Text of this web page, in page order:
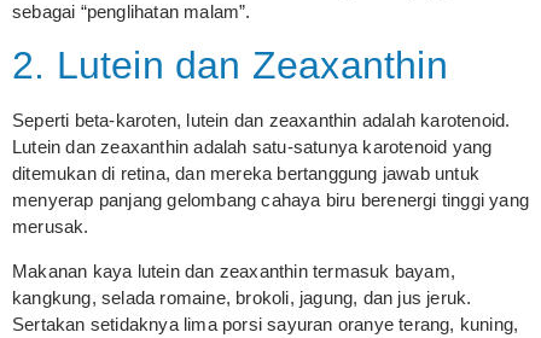
sebagai “penglihatan malam”.
2. Lutein dan Zeaxanthin
Seperti beta-karoten, lutein dan zeaxanthin adalah karotenoid.
Lutein dan zeaxanthin adalah satu-satunya karotenoid yang
ditemukan di retina, dan mereka bertanggung jawab untuk
menyerap panjang gelombang cahaya biru berenergi tinggi yang
merusak.
Makanan kaya lutein dan zeaxanthin termasuk bayam,
kangkung, selada romaine, brokoli, jagung, dan jus jeruk.
Sertakan setidaknya lima porsi sayuran oranye terang, kuning,